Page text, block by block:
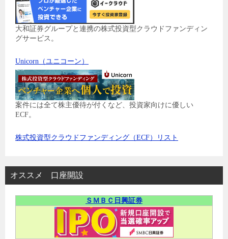
大和証券グループと連携の株式投資型クラウドファンディン
グサービス。
Unicorn（ユニコーン）
案件には全て株主優待が付くなど、投資家向けに優しい
ECF。
株式投資型クラウドファンディング（ECF）リスト
オススメ 口座開設
ＳＭＢＣ日興証券